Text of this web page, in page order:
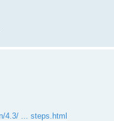
4.3/ ... steps.html